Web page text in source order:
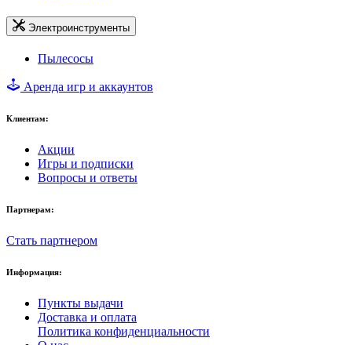
Электроинструменты
Пылесосы
Аренда игр и аккаунтов
Клиентам:
Акции
Игры и подписки
Вопросы и ответы
Партнерам:
Стать партнером
Информация:
Пункты выдачи
Доставка и оплата
Политика конфиденциальности